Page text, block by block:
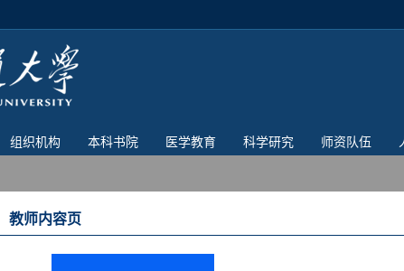
组织机构 本科书院 医学教育 科学研究 师资队伍
教师内容页